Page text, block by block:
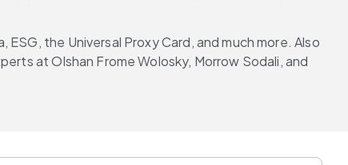
the Universal Proxy Card, and much more. Also
at Olshan Frome Wolosky, Morrow Sodali, and